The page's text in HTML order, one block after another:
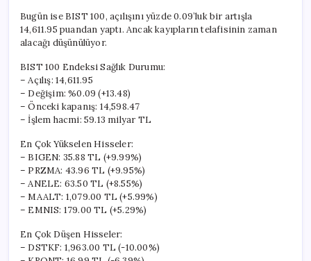
Bugün ise BIST 100, açılışını yüzde 0.09’luk bir artışla
14,611.95 puandan yaptı. Ancak kayıpların telafisinin zaman
alacağı düşünülüyor.
BIST 100 Endeksi Sağlık Durumu:
– Açılış: 14,611.95
– Değişim: %0.09 (+13.48)
– Önceki kapanış: 14,598.47
– İşlem hacmi: 59.13 milyar TL
En Çok Yükselen Hisseler:
– BIGEN: 35.88 TL (+9.99%)
– PRZMA: 43.96 TL (+9.95%)
– ANELE: 63.50 TL (+8.55%)
– MAALT: 1,079.00 TL (+5.99%)
– EMNIS: 179.00 TL (+5.29%)
En Çok Düşen Hisseler:
– DSTKF: 1,963.00 TL (-10.00%)